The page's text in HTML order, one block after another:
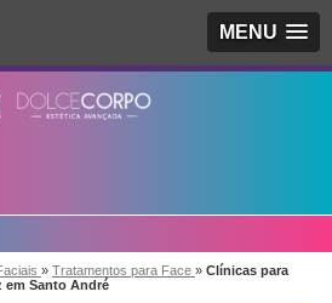
MENU
» Tratamentos para Face » Clínicas para
em Santo André